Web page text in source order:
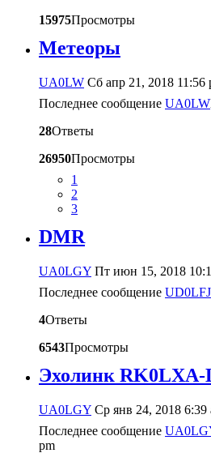
15975Просмотры
Метеоры
UA0LW Сб апр 21, 2018 11:56
Последнее сообщение UA0LW
28Ответы
26950Просмотры
1
2
3
DMR
UA0LGY Пт июн 15, 2018
Последнее сообщение UD0LFJ
4Ответы
6543Просмотры
Эхолинк RK0LXA-
UA0LGY Ср янв 24, 2018 6:39
Последнее сообщение
pm